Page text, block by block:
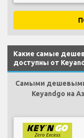
Какие самые
доступны от
Самыми
Keyandgo на